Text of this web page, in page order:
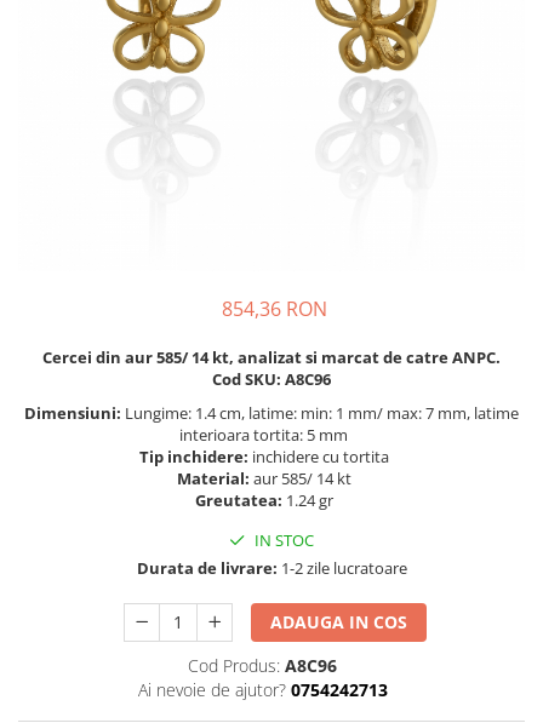
SETURI BIJUTERII
BRATARA TIP ROZARIU
LANTURI TIP ROZARIU
854,36 RON
Cercei din aur 585/ 14 kt, analizat si marcat de catre ANPC.
Cod SKU: A8C96
Dimensiuni: Lungime: 1.4 cm, latime: min: 1 mm/ max: 7 mm, latime
interioara tortita: 5 mm
Tip inchidere: inchidere cu tortita
Material: aur 585/ 14 kt
Greutatea: 1.24 gr
IN STOC
Durata de livrare: 1-2 zile lucratoare
ADAUGA IN COS
Cod Produs: A8C96
Ai nevoie de ajutor? 0754242713